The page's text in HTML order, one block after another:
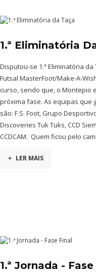
1.ª Eliminatória
Disputou-se 1.ª Eliminatória
Futsal MasterFoot/Make-A-
curso, sendo que, o Montepio
próxima fase. As equipas que
são: F.S. Foot, Grupo
Discoveries Tuk Tuks, CCD
CCDCAM. Quem ficou pelo
+ LER MAIS
1.ª Jornada -